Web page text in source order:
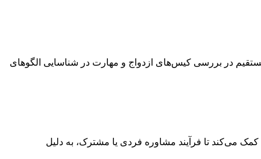
در بررسی کیس‌های ازدواج و مهارت در شناسایی الگوهای
می‌کند تا فرآیند مشاوره فردی یا مشترک، به دلیل